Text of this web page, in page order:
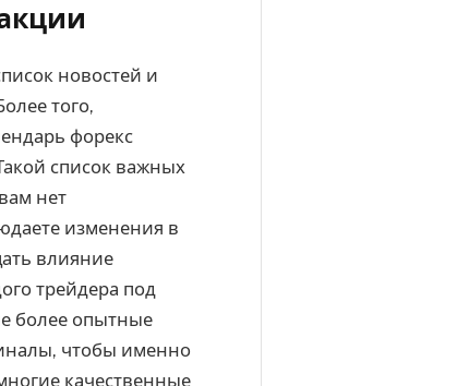
новостей и
того,
форекс
список важных
нет
изменения в
влияние
трейдера под
более опытные
чтобы именно
качественные